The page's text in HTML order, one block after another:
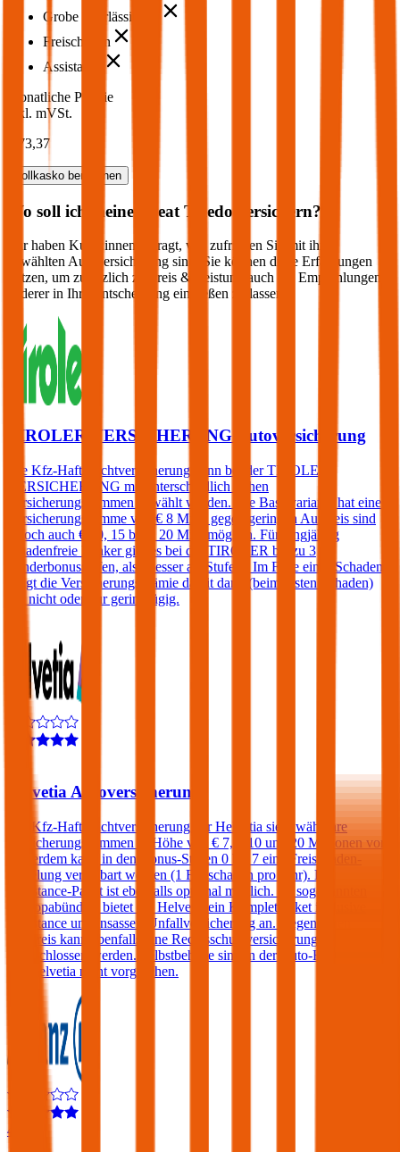
Grobe Fahrlässigkeit
Freischaden
Assistance
Monatliche Prämie
inkl. mVSt.
€ 73,37
Vollkasko berechnen
Wo soll ich meinen Seat Toledo versichern?
Wir haben Kund:innen befragt, wie zufrieden Sie mit ihrer
gewählten Autoversicherung sind. Sie können diese Erfahrungen
nutzen, um zusätzlich zu Preis & Leistung auch die Empfehlungen
anderer in Ihre Entscheidung einfließen zu lassen:
TIROLER VERSICHERUNG Autoversicherung
Die Kfz-Haftpflichtversicherung kann bei der TIROLER
VERSICHERUNG mit unterschiedlich hohen
Versicherungssummen gewählt werden. Die Basisvariante hat eine
Versicherungssumme von € 8 Mio., gegen geringen Aufpreis sind
jedoch auch € 10, 15 bzw. 20 Mio. möglich. Für langjährig
schadenfreie Lenker gibt es bei der TIROLER bis zu 3
Sonderbonusstufen, also besser als Stufe 0. Im Falle eines Schadens
steigt die Versicherungsprämie damit dann (beim ersten Schaden)
gar nicht oder nur geringfügig.
Helvetia Autoversicherung
Die Kfz-Haftpflichtversicherung der Helvetia sieht wählbare
Versicherungssummen in Höhe von € 7,6, 10 und 20 Millionen vor.
Außerdem kann in den Bonus-Stufen 0 bis 7 eine Freischaden-
Regelung vereinbart werden (1 Freischaden pro Jahr). Ein
Assistance-Paket ist ebenfalls optional möglich. Im sogenannten
„Europabündel“ bietet die Helvetia ein Komplettpaket inklusive
Assistance und Insassen-Unfallversicherung an. Gegen einen
Aufpreis kann ebenfalls eine Rechtsschutzversicherung
abgeschlossen werden. Selbstbehalte sind in der Auto-Haftpflicht
der Helvetia nicht vorgesehen.
4,3